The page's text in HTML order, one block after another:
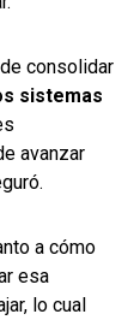
consolidar
sistemas
avanzar
a cómo
esa
lo cual